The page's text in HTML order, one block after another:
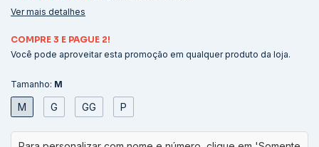
Ver mais detalhes
COMPRE 3 E PAGUE 2!
Você pode aproveitar esta promoção em qualquer produto da loja.
Tamanho: M
M G GG P